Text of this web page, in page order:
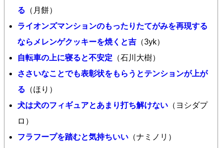
る （月餅）
ライオンズマンションのもったりたてがみを再現する
ならメレンゲクッキーを焼くと吉 （3yk）
自転車の上に寝ると不安定 （石川大樹）
ささいなことでも表彰状をもらうとテンションが上が
る （ほり）
犬は犬のフィギュアとあまり打ち解けない （ヨシダプ
ロ）
フラフープを踏むと気持ちいい （ナミノリ）